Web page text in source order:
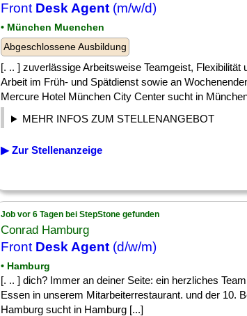
Front Desk Agent (m/w/d)
• München Muenchen
Abgeschlossene Ausbildung
[. .. ] zuverlässige Arbeitsweise Teamgeist,
Arbeit im Früh- und Spätdienst sowie an
Mercure Hotel München City Center sucht in
MEHR INFOS ZUM STELLENANGEBOT
▶ Zur Stellenanzeige
Job vor 6 Tagen bei StepStone gefunden
Conrad Hamburg
Front Desk Agent (d/w/m)
• Hamburg
[. .. ] dich? Immer an deiner Seite: ein herzliches
Essen in unserem Mitarbeiterrestaurant. und der 10.
Hamburg sucht in Hamburg [...]